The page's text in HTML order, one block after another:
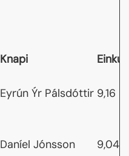
Knapi
Eyrún Ýr Pálsdóttir 9,16
Daníel Jónsson 9,04